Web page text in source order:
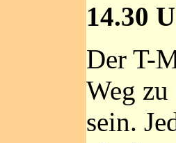
14.30
Der T-
Weg
sein.